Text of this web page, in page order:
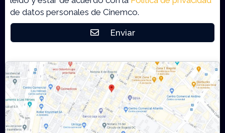
de datos personales de Cinemco.
Enviar